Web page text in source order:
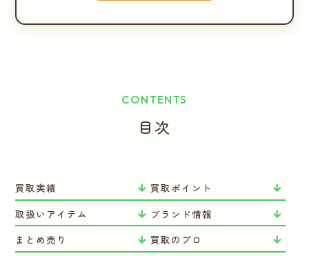
CONTENTS
目次
買取実績
買取ポイント
取扱いアイテム
ブランド情報
まとめ売り
買取のプロ